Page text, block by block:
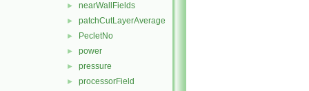
► nearWallFields
► patchCutLayerAverage
► PecletNo
► power
► pressure
► processorField